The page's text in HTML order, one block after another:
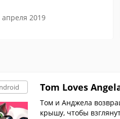
апреля 2019
Tom Loves
Том и Анджела возвращаются
крышу, чтобы